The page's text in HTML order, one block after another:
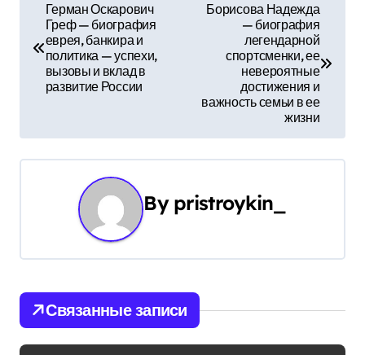
г
а
п
о
Герман Оскарович
Греф — биография
еврея, банкира и
политика — успехи,
вызовы и вклад в
развитие России
Борисова Надежда
— биография
легендарной
спортсменки, ее
невероятные
достижения и
важность семьи в ее
жизни
By pristroykin_
Связанные записи